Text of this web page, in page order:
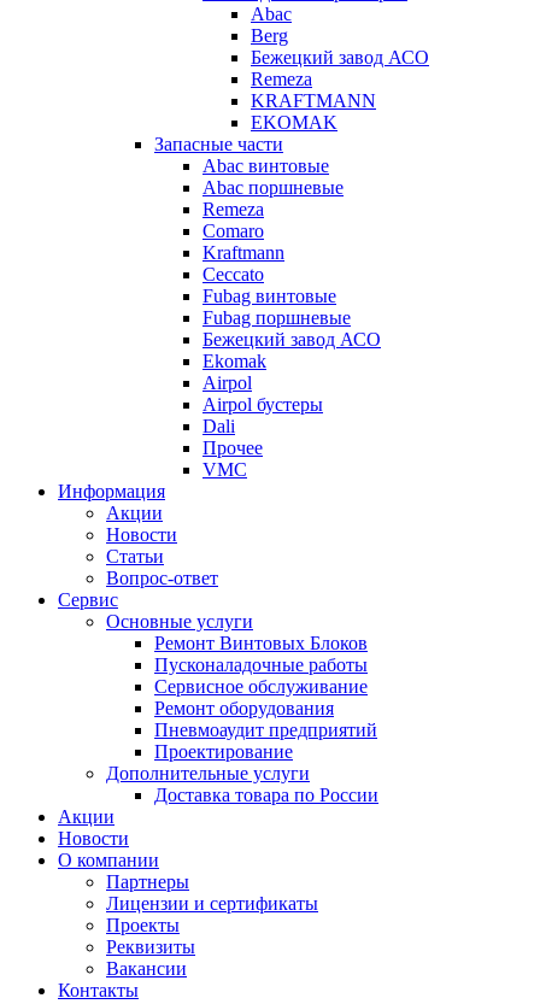
Abac
Berg
Бежецкий завод АСО
Remeza
KRAFTMANN
EKOMAK
Запасные части
Abac винтовые
Abac поршневые
Remeza
Comaro
Kraftmann
Ceccato
Fubag винтовые
Fubag поршневые
Бежецкий завод АСО
Ekomak
Airpol
Airpol бустеры
Dali
Прочее
VMC
Информация
Акции
Новости
Статьи
Вопрос-ответ
Сервис
Основные услуги
Ремонт Винтовых Блоков
Пусконаладочные работы
Сервисное обслуживание
Ремонт оборудования
Пневмоаудит предприятий
Проектирование
Дополнительные услуги
Доставка товара по России
Акции
Новости
О компании
Партнеры
Лицензии и сертификаты
Проекты
Реквизиты
Вакансии
Контакты